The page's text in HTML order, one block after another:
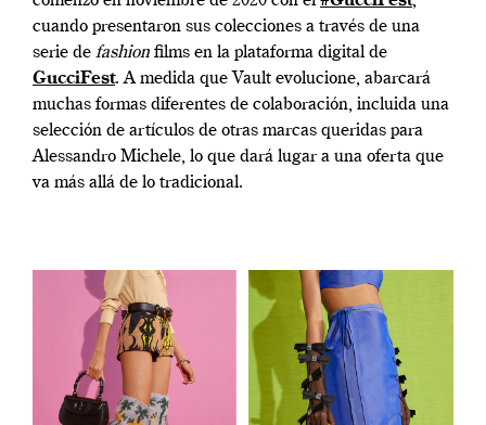
cuando presentaron sus colecciones a través de una
serie de fashion films en la plataforma digital de
GucciFest. A medida que Vault evolucione, abarcará
muchas formas diferentes de colaboración, incluida una
selección de artículos de otras marcas queridas para
Alessandro Michele, lo que dará lugar a una oferta que
va más allá de lo tradicional.